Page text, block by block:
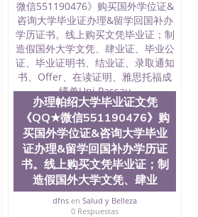
办理帕绍大学毕业证文凭
《QQ★微信551190476》购
买国外学位证&咨询大学毕业
证办理&留学回国补办学历证
书。线上购买文凭毕业证；制
造假国外大学文凭、肆业
dfns enSalud y Belleza
0 Respuestas